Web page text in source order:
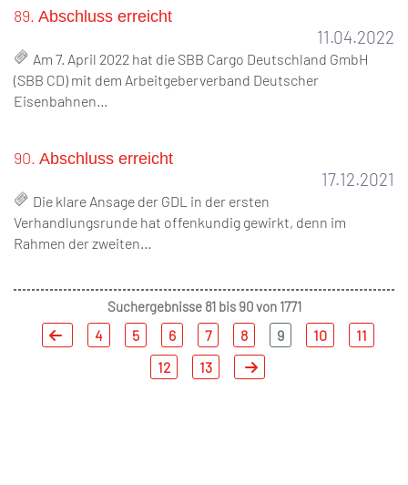
89. Abschluss erreicht
11.04.2022
Am 7. April 2022 hat die SBB Cargo Deutschland GmbH
(SBB CD) mit dem Arbeitgeberverband Deutscher
Eisenbahnen…
90. Abschluss erreicht
17.12.2021
Die klare Ansage der GDL in der ersten
Verhandlungsrunde hat offenkundig gewirkt, denn im
Rahmen der zweiten…
Suchergebnisse 81 bis 90 von 1771
4 5 6 7 8 9 10
11
12
13